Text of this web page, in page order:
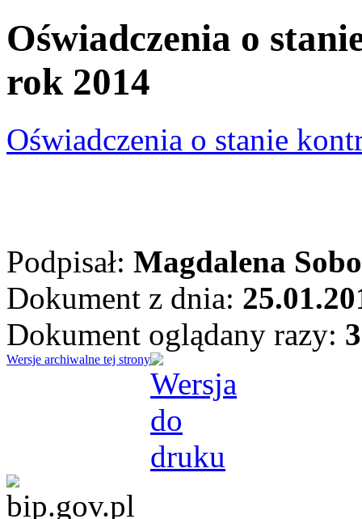
Oświadczenia o
rok 2014
Oświadczenia o stanie
Podpisał: Magdalena
Dokument z dnia:
Dokument oglądany razy:
Wersje archiwalne tej strony